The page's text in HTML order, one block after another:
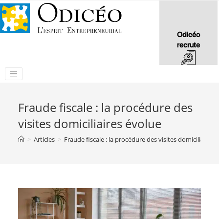
Odicéo
recrute
Fraude fiscale : la procédure des
visites domiciliaires évolue
> Articles > Fraude fiscale : la procédure des visites domiciliaires